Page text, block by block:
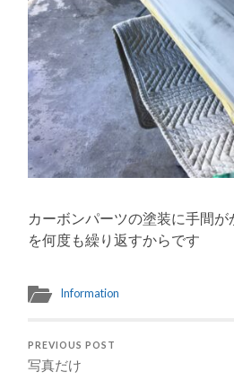
カーボンパーツの塗装に手間
を何度も繰り返すからです
Information
PREVIOUS POST
写真だけ